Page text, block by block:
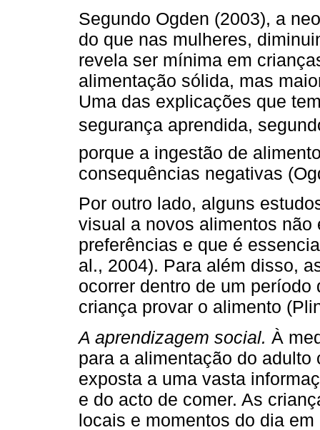
Segundo Ogden (2003), a
do que nas mulheres,
revela ser mínima em
alimentação sólida, mas
Uma das explicações que
segurança aprendida,
porque a ingestão de
consequências negativas
Por outro lado, alguns
visual a novos alimentos
preferências e que é
al., 2004). Para além disso,
ocorrer dentro de um
criança provar o alimento
A aprendizagem social. À
para a alimentação do
exposta a uma vasta
e do acto de comer. As
locais e momentos do dia